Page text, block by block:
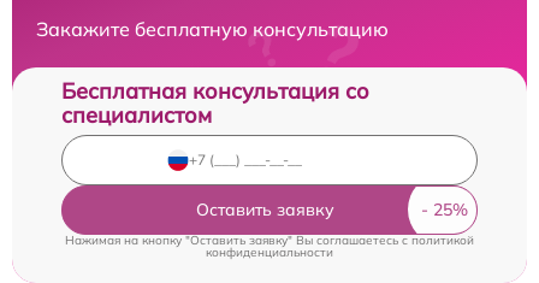
Закажите бесплатную консультацию
Бесплатная консультация со
специалистом
Оставить заявку
Нажимая на кнопку "Оставить заявку" Вы соглашаетесь cполитикой
конфиденциальности